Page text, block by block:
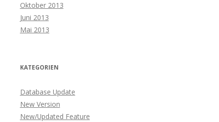
Oktober 2013
Juni 2013
Mai 2013
KATEGORIEN
Database Update
New Version
New/Updated Feature